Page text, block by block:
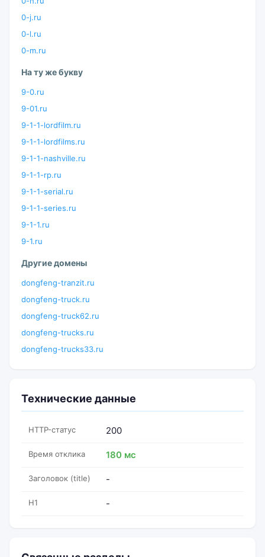
0-j.ru
0-l.ru
0-m.ru
На ту же букву
9-0.ru
9-01.ru
9-1-1-lordfilm.ru
9-1-1-lordfilms.ru
9-1-1-nashville.ru
9-1-1-rp.ru
9-1-1-serial.ru
9-1-1-series.ru
9-1-1.ru
9-1.ru
Другие домены
dongfeng-tranzit.ru
dongfeng-truck.ru
dongfeng-truck62.ru
dongfeng-trucks.ru
dongfeng-trucks33.ru
Технические данные
HTTP-статус 200
Время отклика 180 мс
Заголовок (title) -
H1 -